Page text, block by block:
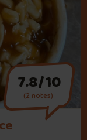
7.8/10
(2 notes)